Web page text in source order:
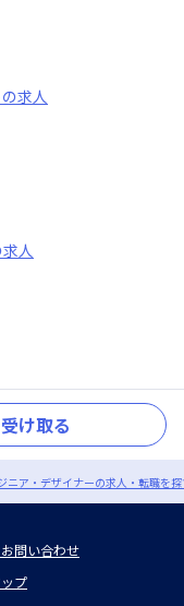
の求人
求人
け取る
ニア・デザイナーの求人・転職を
問い合わせ
プ